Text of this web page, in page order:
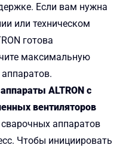
Если вам нужна
или техническом
готова
максимальную
ALTRON с
вентиляторов
аппаратов
Чтобы инициировать